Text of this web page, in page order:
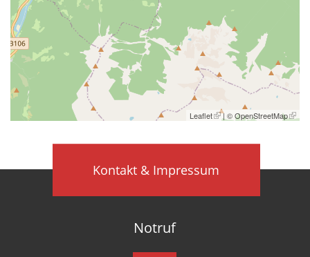
Leaflet | ©OpenStreetMap
Kontakt & Impressum
Notruf